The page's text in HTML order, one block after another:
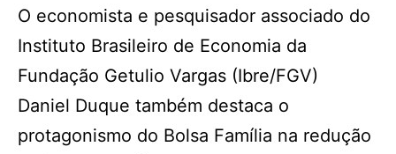
O economista e pesquisador associado do
Instituto Brasileiro de Economia da
Fundação Getulio Vargas (Ibre/FGV)
Daniel Duque também destaca o
protagonismo do Bolsa Família na redução